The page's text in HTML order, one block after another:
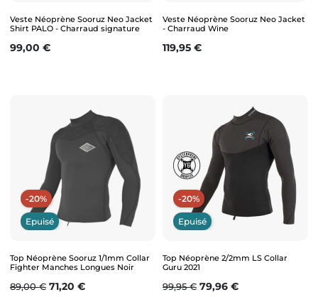
Veste Néoprène Sooruz Neo Jacket
Shirt PALO - Charraud signature
Prix
99,00 €
Veste Néoprène Sooruz Neo Jacket
- Charraud Wine
Prix
119,95 €
-20%
Epuisé
Top Néoprène Sooruz 1/1mm Collar
Fighter Manches Longues Noir
Prix de base
89,00 € Prix
71,20 €
-20%
Epuisé
Top Néoprène 2/2mm LS Collar
Guru 2021
Prix de base
99,95 € Prix
79,96 €